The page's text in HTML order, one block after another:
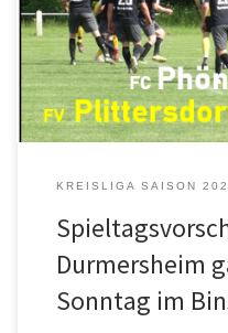
Zähler mehr auf dem Konto
jedoch in den beiden
Siegen gegen den FV
KREISLIGA SAISON
Durmersheim
Sonntag im